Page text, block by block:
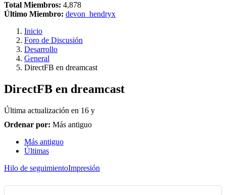
Total Miembros: 4,878
Último Miembro: devon_hendryx
Inicio
Foro de Discusión
Desarrollo
General
DirectFB en dreamcast
DirectFB en dreamcast
Última actualización en 16 y
Ordenar por: Más antiguo
Más antiguo
Últimas
Hilo de seguimientoImpresión